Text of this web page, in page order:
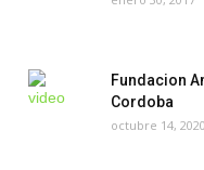
Fundacion
Cordoba
octubre 14, 2020